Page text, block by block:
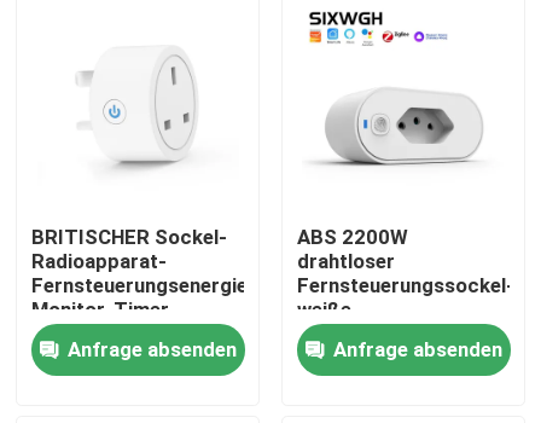
Haus
BRITISCHER Sockel-
Radioapparat-
Fernsteuerungsenergie-
Monitor-Timer-
Fernsteuerungssockel
WIFIS intelligenter
Anfrage absenden
ABS 2200W
drahtloser
Fernsteuerungssockel-
weiße
Anfrage absenden